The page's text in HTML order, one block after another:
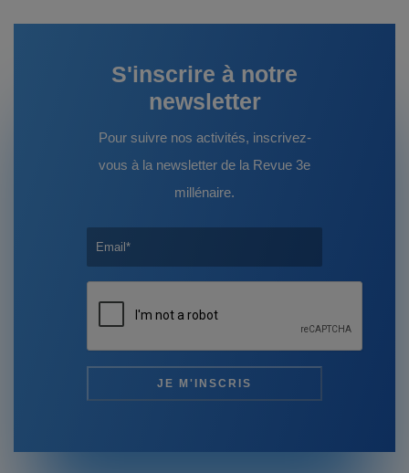
S'inscrire à notre
newsletter
Pour suivre nos activités, inscrivez-
vous à la newsletter de la Revue 3e
millénaire.